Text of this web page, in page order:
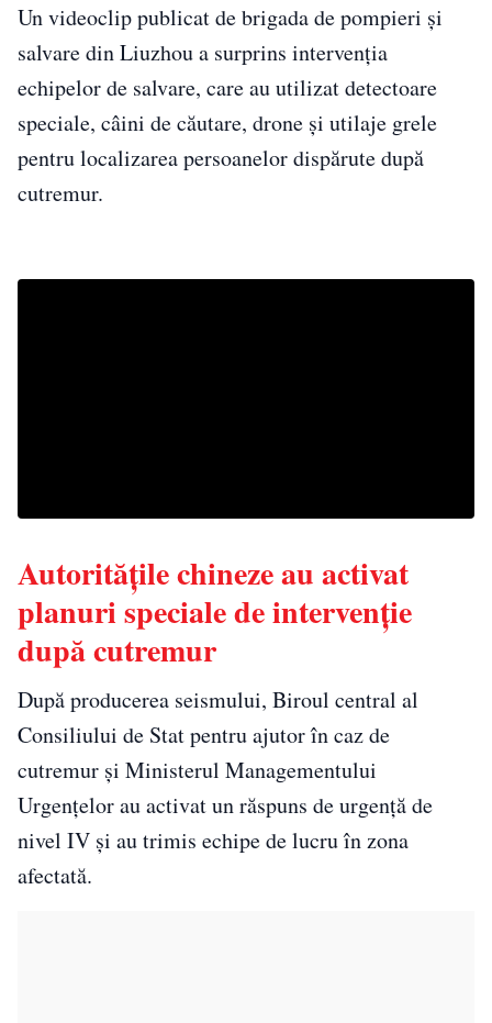
Un videoclip publicat de brigada de pompieri și
salvare din Liuzhou a surprins intervenția
echipelor de salvare, care au utilizat detectoare
speciale, câini de căutare, drone și utilaje grele
pentru localizarea persoanelor dispărute după
cutremur.
Autoritățile chineze au activat
planuri speciale de intervenție
după cutremur
După producerea seismului, Biroul central al
Consiliului de Stat pentru ajutor în caz de
cutremur și Ministerul Managementului
Urgențelor au activat un răspuns de urgență de
nivel IV și au trimis echipe de lucru în zona
afectată.